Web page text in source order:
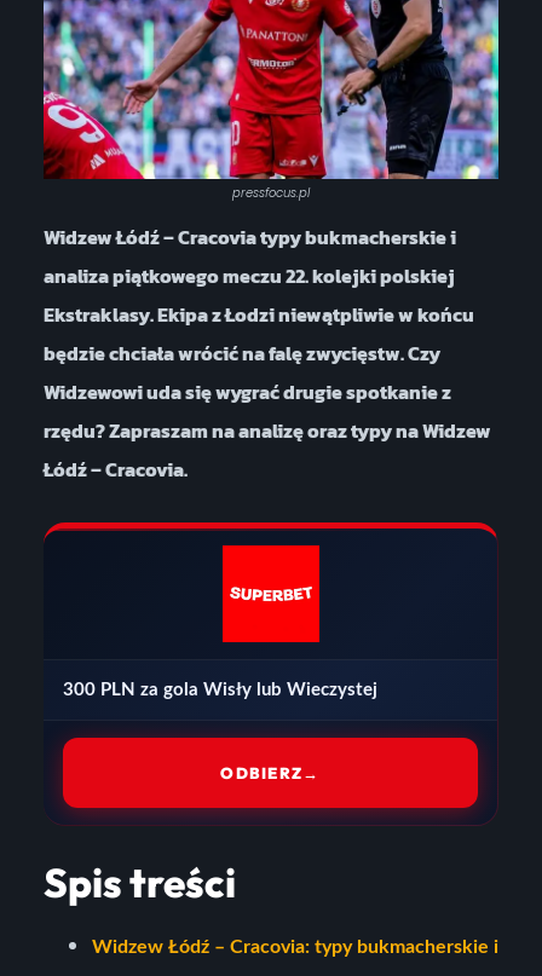
pressfocus.pl
Widzew Łódź – Cracovia typy bukmacherskie i
analiza piątkowego meczu 22. kolejki polskiej
Ekstraklasy. Ekipa z Łodzi niewątpliwie w końcu
będzie chciała wrócić na falę zwycięstw. Czy
Widzewowi uda się wygrać drugie spotkanie z
rzędu? Zapraszam na analizę oraz typy na Widzew
Łódź – Cracovia.
300 PLN za gola Wisły lub Wieczystej
ODBIERZ→
Spis treści
Widzew Łódź – Cracovia: typy bukmacherskie i